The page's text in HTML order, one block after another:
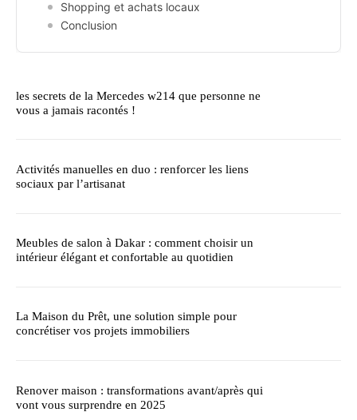
Shopping et achats locaux
Conclusion
les secrets de la Mercedes w214 que personne ne
vous a jamais racontés !
Activités manuelles en duo : renforcer les liens
sociaux par l’artisanat
Meubles de salon à Dakar : comment choisir un
intérieur élégant et confortable au quotidien
La Maison du Prêt, une solution simple pour
concrétiser vos projets immobiliers
Renover maison : transformations avant/après qui
vont vous surprendre en 2025